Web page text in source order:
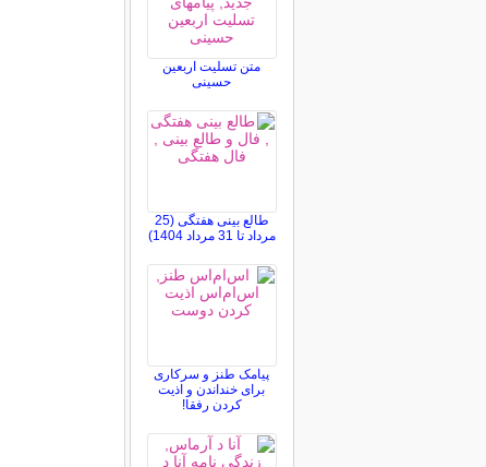
متن تسلیت اربعین
حسینی
طالع بینی هفتگی (25
مرداد تا 31 مرداد 1404)
پیامک طنز و سرکاری
برای خنداندن و اذیت
کردن رفقا!